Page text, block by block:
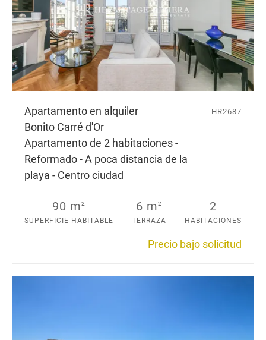
Apartamento en alquiler
Bonito Carré d'Or
Apartamento de 2 habitaciones -
Reformado - A poca distancia de la
playa - Centro ciudad
HR2687
90 m2
SUPERFICIE HABITABLE
6 m2
TERRAZA
2
HABITACIONES
Precio bajo solicitud